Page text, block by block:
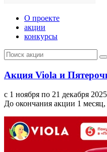
О проекте
акции
конкурсы
Акция Viola и
с 1 ноября по 21 декабря 2025
До окончания акции 1 месяц,